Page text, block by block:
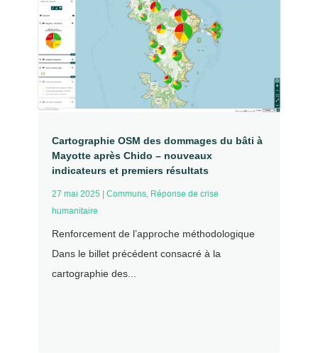
Cartographie OSM des dommages du bâti à
Mayotte après Chido – nouveaux
indicateurs et premiers résultats
27 mai 2025 Communs, Réponse de crise
humanitaire
Renforcement de l’approche méthodologique
Dans le billet précédent consacré à la
cartographie des...